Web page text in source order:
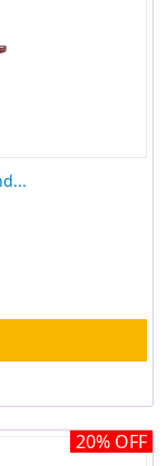
20% OFF